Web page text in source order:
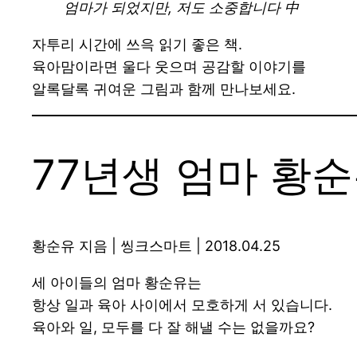
엄마가 되었지만, 저도 소중합니다 中
자투리 시간에 쓰윽 읽기 좋은 책.
육아맘이라면 울다 웃으며 공감할 이야기를
알록달록 귀여운 그림과 함께 만나보세요.
77년생 엄마 황
황순유 지음 | 씽크스마트 | 2018.04.25
세 아이들의 엄마 황순유는
항상 일과 육아 사이에서 모호하게 서 있습니다.
육아와 일, 모두를 다 잘 해낼 수는 없을까요?